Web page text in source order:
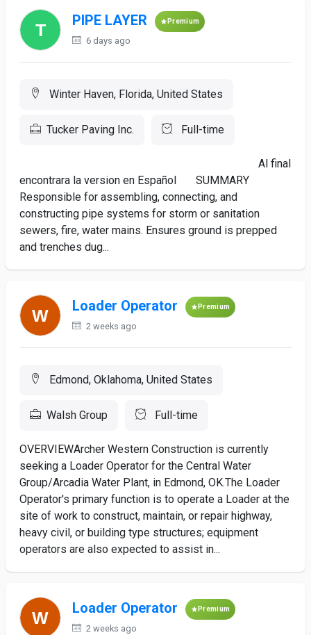
PIPE LAYER Premium
6 days ago
Winter Haven, Florida, United States
Tucker Paving Inc. Full-time
Al final
encontrara la version en Español SUMMARY
Responsible for assembling, connecting, and
constructing pipe systems for storm or sanitation
sewers, fire, water mains. Ensures ground is prepped
and trenches dug...
Loader Operator Premium
2 weeks ago
Edmond, Oklahoma, United States
Walsh Group Full-time
OVERVIEWArcher Western Construction is currently
seeking a Loader Operator for the Central Water
Group/Arcadia Water Plant, in Edmond, OK.The Loader
Operator's primary function is to operate a Loader at the
site of work to construct, maintain, or repair highway,
heavy civil, or building type structures; equipment
operators are also expected to assist in...
Loader Operator Premium
2 weeks ago